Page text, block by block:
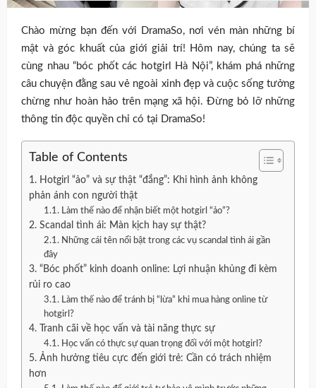
Chào mừng bạn đến với DramaSo, nơi vén màn những bí
mật và góc khuất của giới giải trí! Hôm nay, chúng ta sẽ
cùng nhau “bóc phốt các hotgirl Hà Nội”, khám phá những
câu chuyện đằng sau vẻ ngoài xinh đẹp và cuộc sống tưởng
chừng như hoàn hảo trên mạng xã hội. Đừng bỏ lỡ những
thông tin độc quyền chỉ có tại DramaSo!
Table of Contents
1. Hotgirl “ảo” và sự thật “đắng”: Khi hình ảnh không
phản ánh con người thật
1.1. Làm thế nào để nhận biết một hotgirl “ảo”?
2. Scandal tình ái: Màn kịch hay sự thật?
2.1. Những cái tên nổi bật trong các vụ scandal tình ái gần
đây
3. “Bóc phốt” kinh doanh online: Lợi nhuận khủng đi kèm
rủi ro cao
3.1. Làm thế nào để tránh bị “lừa” khi mua hàng online từ
hotgirl?
4. Tranh cãi về học vấn và tài năng thực sự
4.1. Học vấn có thực sự quan trọng đối với một hotgirl?
5. Ảnh hưởng tiêu cực đến giới trẻ: Cần có trách nhiệm
hơn